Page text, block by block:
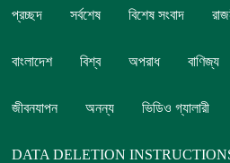
প্রচ্ছদ সর্বশেষ বিশেষ সংবাদ
বাংলাদেশ বিশ্ব অপরাধ বাণিজ্য
জীবনযাপন অনন্য ভিডিও গ্যালারী
DATA DELETION